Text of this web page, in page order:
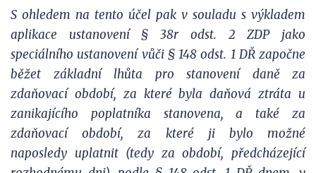
S ohledem na tento účel pak v souladu s výkladem
aplikace ustanovení § 38r odst. 2 ZDP jako
speciálního ustanovení vůči § 148 odst. 1 DŘ započne
běžet základní lhůta pro stanovení daně za
zdaňovací období, za které byla daňová ztráta u
zanikajícího poplatníka stanovena, a také za
zdaňovací období, za které ji bylo možné
naposledy uplatnit (tedy za období, předcházející